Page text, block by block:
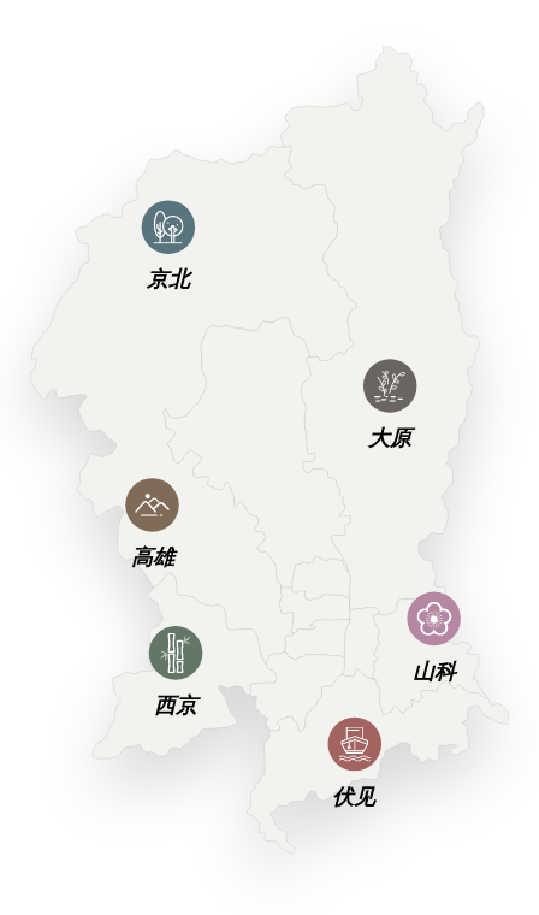
京北
高雄
西京
大原
伏见
山科